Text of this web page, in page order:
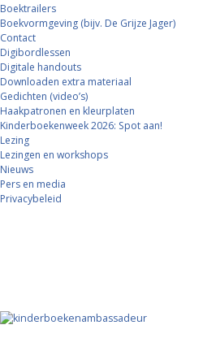
Boektrailers
Boekvormgeving (bijv. De Grijze Jager)
Contact
Digibordlessen
Digitale handouts
Downloaden extra materiaal
Gedichten (video’s)
Haakpatronen en kleurplaten
Kinderboekenweek 2026: Spot aan!
Lezing
Lezingen en workshops
Nieuws
Pers en media
Privacybeleid